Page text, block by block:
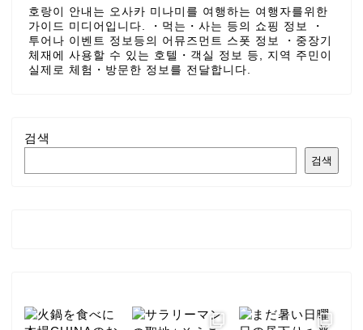
호랑이 안내는 오사카 미나미를 여행하는 여행자를위한
가이드 미디어입니다. ・먹는・사는 등의 쇼핑 정보 ・
투어나 이벤트 정보등의 어뮤즈먼트 스폿 정보 ・중장기
체재에 사용할 수 있는 호텔・객실 정보 등, 지역 주민이
실제로 체험・방문한 정보를 전달합니다.
검색
검색